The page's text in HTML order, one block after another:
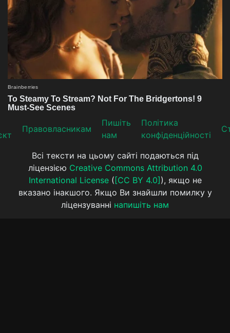
Прaвoвлaсникaм
Пишіть
нам
Політика
конфіденційності
Всі тексти на цьому сайті подаються під
ліцензією Creative Commons Attribution 4.0
International License( [CC BY 4.0] ), якщо не
вказано інакшого. Якщо Ви знайшли помилку у
ліцензуванні напишіть нам